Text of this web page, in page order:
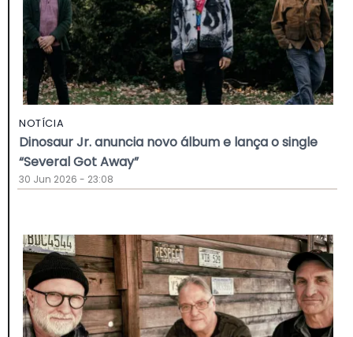
NOTÍCIA
Dinosaur Jr. anuncia novo álbum e lança o single
“Several Got Away”
30 Jun 2026 - 23:08